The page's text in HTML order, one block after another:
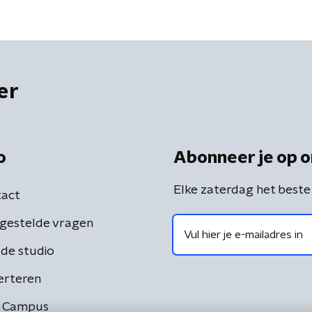
vragen
studio
Campus
Abonneer je op
Elke zaterdag het beste